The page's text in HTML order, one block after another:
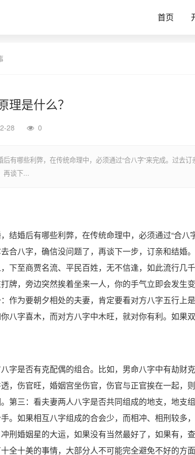
首页
理是什么？
28 0
后有哪些利弊，在传统命理中，必须通过“合八字”来完成。过去
再谈下...
婚后有哪些利弊，在传统命理中，必须通过“合八
合八字，确信没问题了，再谈下一步，订亲和结婚
下至商贾名流、平民百姓，无不信逢，如此流行几
牌，旁边突然挨着坐来一人，你的手气立即会发生
作为要朝夕相处的夫妻，肯定要看对方八字五行上
八字喜木，而对方八字中木旺，就对你有利。如果
是否有克配偶的组合。比如，男命八字中有劫财克
，伤官旺，婚姻宫坐伤官，伤官与正官挨在一起，
第三：看夫妻两人八字是否共同组成的地支，地支
。如果相互八字组成的合会少，而相冲、相刑较多
刑婚姻星的大运，如果没有当然最好了，如果有，
全十美的事情，大部分人不可能完全避免不好的方